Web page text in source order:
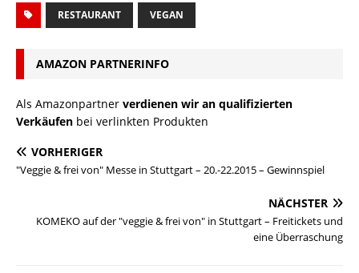
RESTAURANT VEGAN
AMAZON PARTNERINFO
Als Amazonpartner verdienen wir an qualifizierten
Verkäufen bei verlinkten Produkten
VORHERIGER
"Veggie & frei von" Messe in Stuttgart – 20.-22.2015 – Gewinnspiel
NÄCHSTER
KOMEKO auf der "veggie & frei von" in Stuttgart – Freitickets und
eine Überraschung